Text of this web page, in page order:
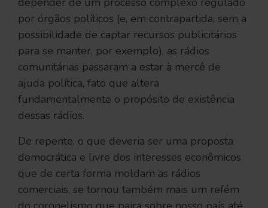
por órgãos políticos (e, em contrapartida, sem a
possibilidade de captar recursos publicitários
para se manter, por exemplo), as rádios
comunitárias passaram a estar à mercê de
ajuda política, fato que altera
fundamentalmente o propósito de existência
dessas rádios.
De repente, o que deveria ser uma proposta
democrática e livre dos interesses econômicos
que de certa forma moldam as rádios
comerciais, se tornou também mais um refém